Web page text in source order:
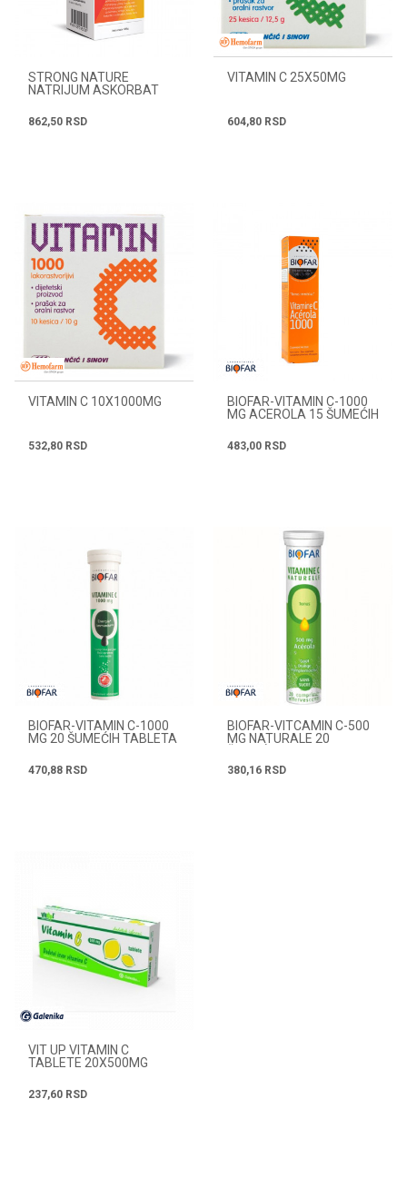
STRONG NATURE
NATRIJUM ASKORBAT
862,50 RSD
VITAMIN C 25X50MG
604,80 RSD
VITAMIN C 10X1000MG
532,80 RSD
BIOFAR-VITAMIN C-1000
MG ACEROLA 15 ŠUMEĆIH
483,00 RSD
BIOFAR-VITAMIN C-1000
MG 20 ŠUMEĆIH TABLETA
470,88 RSD
BIOFAR-VITCAMIN C-500
MG NATURALE 20
380,16 RSD
VIT UP VITAMIN C
TABLETE 20X500MG
237,60 RSD